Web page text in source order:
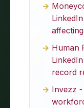
Human
record
Invezz -